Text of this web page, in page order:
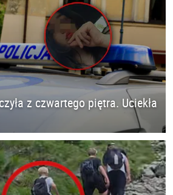
z czwartego piętra. Uciekła